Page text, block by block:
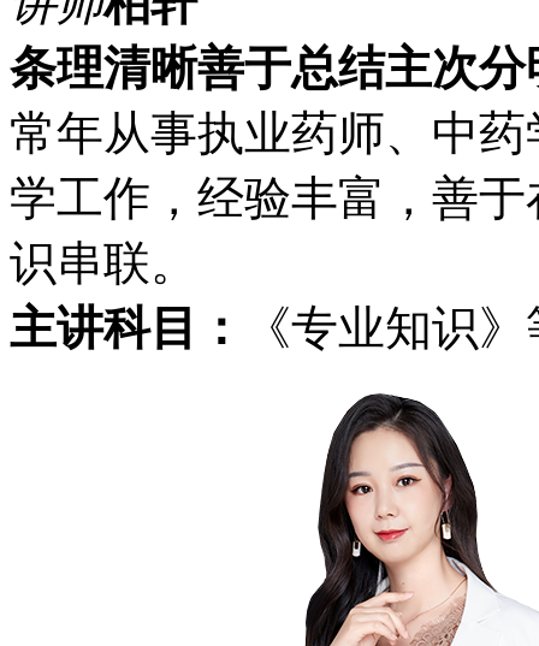
条理清晰善于总结主次分
常年从事执业药师、中
学工作，经验丰富，善
识串联。
主讲科目：
《专业知识